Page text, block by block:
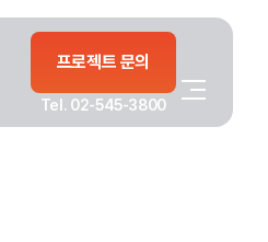
프로젝트 문의
Tel. 02-545-3800